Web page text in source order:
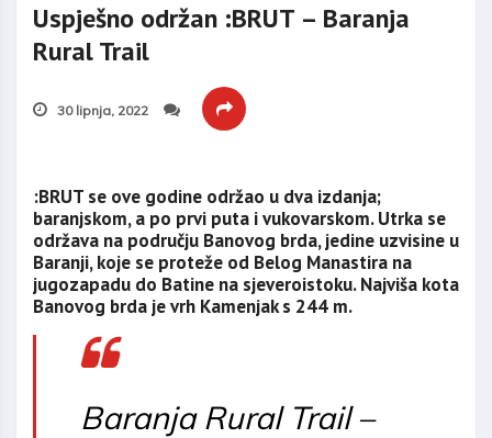
Uspješno održan :BRUT – Baranja
Rural Trail
30 lipnja, 2022
:BRUT se ove godine održao u dva izdanja;
baranjskom, a po prvi puta i vukovarskom. Utrka se
održava na području Banovog brda, jedine uzvisine u
Baranji, koje se proteže od Belog Manastira na
jugozapadu do Batine na sjeveroistoku. Najviša kota
Banovog brda je vrh Kamenjak s 244 m.
Baranja Rural Trail –